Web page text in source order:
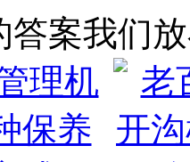
答案我们